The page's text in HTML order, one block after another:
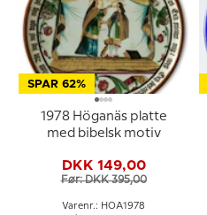
SPAR 62%
1978 Höganäs platte
med bibelsk motiv
DKK 149,00
Før: DKK 395,00
Varenr.: HOA1978